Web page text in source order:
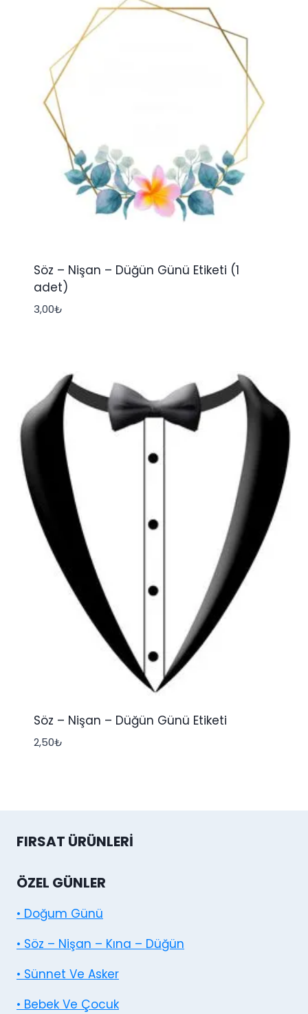
Söz – Nişan – Düğün Günü Etiketi (1
adet)
3,00₺
Söz – Nişan – Düğün Günü Etiketi
2,50₺
FIRSAT ÜRÜNLERI
ÖZEL GÜNLER
• Doğum Günü
• Söz – Nişan – Kına – Düğün
• Sünnet Ve Asker
• Bebek Ve Çocuk